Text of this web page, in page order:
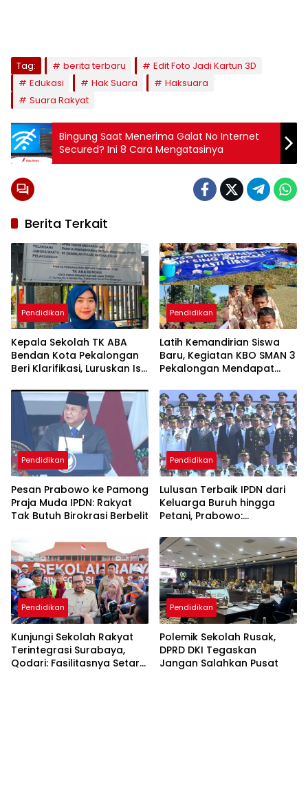
Tag: berita terbaru
Edit Foto Jadi Kartun 3D
Edukasi
Hak Suara
Haksuara
Suara Rakyat
Bingung Saat Menerima Galat No Internet
Secured? Ini 8 Cara Mengatasinya
Berita Terkait
Pendidikan
Kepala Sekolah TK ABA
Bendan Kota Pekalongan
Beri Klarifikasi, Luruskan Isu
Pendidikan
Latih Kemandirian Siswa
Baru, Kegiatan KBO SMAN 3
Pekalongan Mendapat
Positif Orang Tua Murid
Pendidikan
Pesan Prabowo ke Pamong
Praja Muda IPDN: Rakyat
Tak Butuh Birokrasi Berbelit
Pendidikan
Lulusan Terbaik IPDN dari
Keluarga Buruh hingga
Petani, Prabowo:
Pendidikan
Kunjungi Sekolah Rakyat
Terintegrasi Surabaya,
Qodari: Fasilitasnya Setara
Pendidikan
Polemik Sekolah Rusak,
DPRD DKI Tegaskan
Jangan Salahkan Pusat